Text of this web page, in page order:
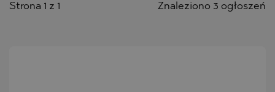
Znaleziono 3 ogłoszeń
Strona 1 z 1